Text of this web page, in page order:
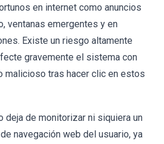
en internet como anuncios
ventanas emergentes y en
Existe un riesgo altamente
gravemente el sistema con
malicioso tras hacer clic en estos
deja de monitorizar ni siquiera un
navegación web del usuario, ya